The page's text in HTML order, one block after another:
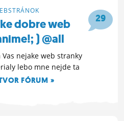
29
dobre web
) @all
nejake web stranky
lebo mne nejde ta
FÓRUM »